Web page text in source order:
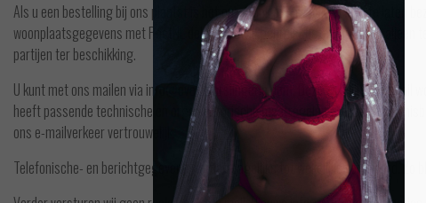
Als u een bestelling bij ons plaatst is het onze taak om uw pakket bij u te laten
woonplaatsgegevens met PostNL delen. PostNL gebruikt deze gegevens
partijen ter beschikking.
U kunt met ons mailen via info@evenstarslingerie.com
. Deze zakelijke
heeft passende technische en organisatorische maatregelen getroffen om
ons e-mailverkeer vertrouwelijk.
Telefonische- en berichtgegevens worden dagelijks tot wekelijks verwijderd. Zo